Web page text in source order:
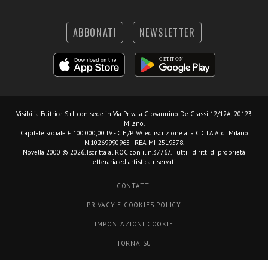
ABBONATI NEWSLETTER
Visibilia Editrice S.r.l. con sede in Via Privata Giovannino De Grassi 12/12A, 20123
Milano.
Capitale sociale € 100.000,00 I.V. - C.F./P.IVA ed iscrizione alla C.C.I.A.A. di Milano
N.10269990965 - REA MI-2519578.
Novella 2000 © 2026. Iscritta al ROC con il n.37767. Tutti i diritti di proprietà
letteraria ed artistica riservati.
CONTATTI
PRIVACY E COOKIES POLICY
IMPOSTAZIONI COOKIE
TORNA SU